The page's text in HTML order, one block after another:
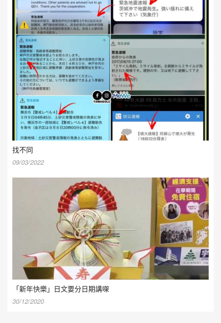
找不同
09/03/2022
「新年快樂」日文要分日期講㗎
30/12/2020